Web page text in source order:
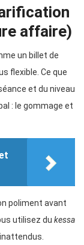
affaire)
un billet de
flexible. Ce que
et du niveau
: le gommage et
poliment avant
utilisez du kessa